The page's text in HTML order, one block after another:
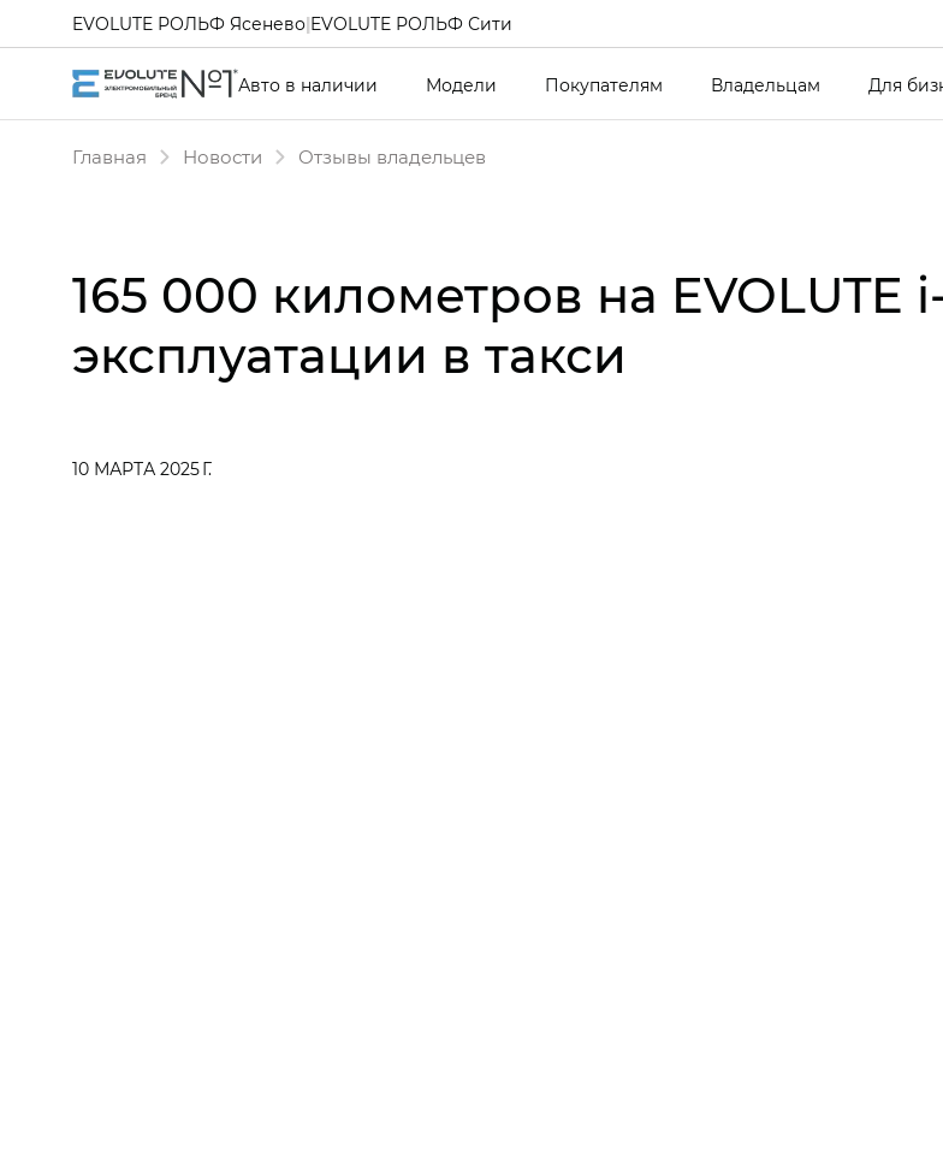
EVOLUTE РОЛЬФ Ясенево|EVOLUTE РОЛЬФ Сити
Авто в наличии Модели Покупателям Владельцам Для
Главная Новости Отзывы владельцев
165 000 километров на EVOLUTE
эксплуатации в такси
10 МАРТА 2025 Г.